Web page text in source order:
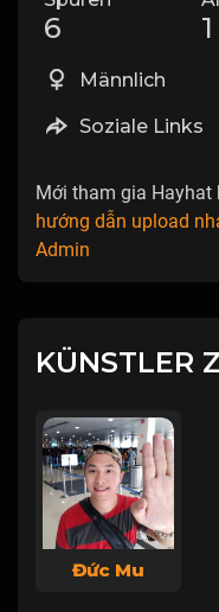
6 1
Männlich
Soziale Links
Mới tham gia Hayhat
hướng dẫn upload
Admin
KÜNSTLER
Đức Mu